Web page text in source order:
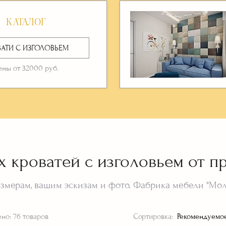
КАТАЛОГ
С ИЗГОЛОВЬЕМ
от 32000 руб.
кроватей с изголовьем от
вашим эскизам и фото. Фабрика мебели
76 товаров Сортировка: